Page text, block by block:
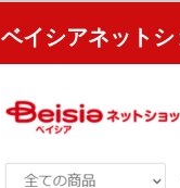
ベイシアネット